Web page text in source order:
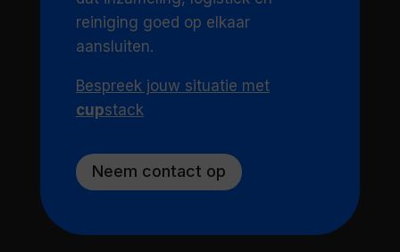
reiniging goed op elkaar
aansluiten.
Bespreek jouw situatie met
cupstack
Neem contact op